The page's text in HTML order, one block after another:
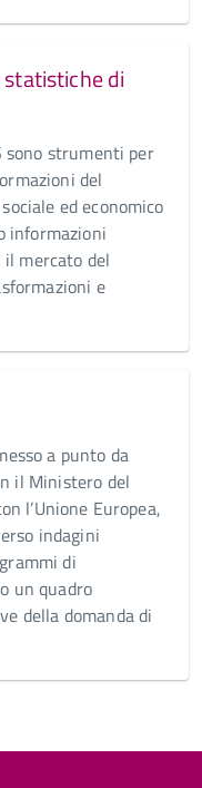
di
sono strumenti per
del
ed economico
informazioni
mercato del
e
a punto da
il Ministero del
l’Unione Europea,
indagini
di
un quadro
della domanda di